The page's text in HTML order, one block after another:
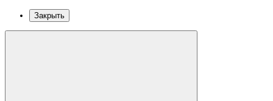
Закрыть